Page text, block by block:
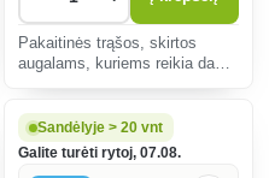
Pakaitinės trąšos, skirtos
augalams, kuriems reikia daug
dekoratyvinių sodų auginimui.
Sandėlyje > 20 vnt
Galite turėti rytoj, 07.08.